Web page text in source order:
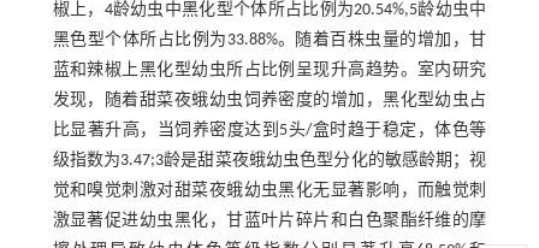
椒上，4龄幼虫中黑化型个体所占比例为20.54%,5龄幼虫中
黑色型个体所占比例为33.88%。随着百株虫量的增加，甘
蓝和辣椒上黑化型幼虫所占比例呈现升高趋势。室内研究
发现，随着甜菜夜蛾幼虫饲养密度的增加，黑化型幼虫占
比显著升高，当饲养密度达到5头/盒时趋于稳定，体色等
级指数为3.47;3龄是甜菜夜蛾幼虫色型分化的敏感龄期；视
觉和嗅觉刺激对甜菜夜蛾幼虫黑化无显著影响，而触觉刺
激显著促进幼虫黑化，甘蓝叶片碎片和白色聚酯纤维的摩